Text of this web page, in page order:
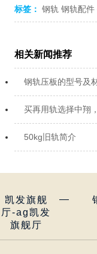
标签： 钢轨 钢轨配件
相关新闻推荐
钢轨压板的型号及
买再用轨选择中翔
50kg旧轨简介
凯发旗舰
厅-ag凯发
旗舰厅
—